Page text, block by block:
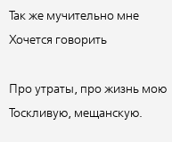
Так же мучительно мне
Хочется говорить
Про утраты, про жизнь мою
Тоскливую, мещанскую.